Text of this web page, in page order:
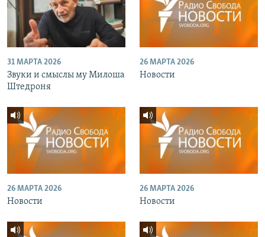
31 МАРТА 2026
Звуки и смыслы му Милоша
Штедроня
26 МАРТА 2026
Новости
26 МАРТА 2026
Новости
26 МАРТА 2026
Новости